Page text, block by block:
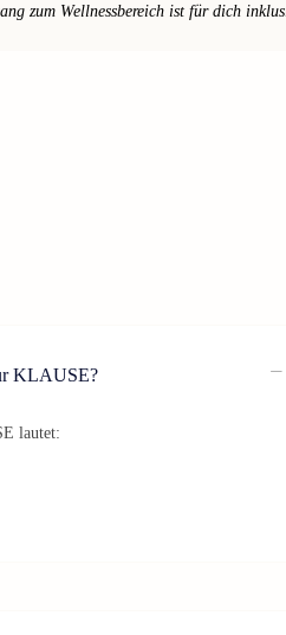
zum Wellnessbereich ist für dich
KLAUSE?
lautet: